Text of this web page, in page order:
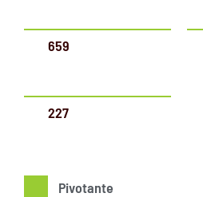
659
227
Pivotante